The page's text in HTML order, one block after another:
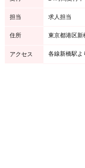
担当 求人担当
住所 東京都港区新
アクセス 各線新橋駅よ